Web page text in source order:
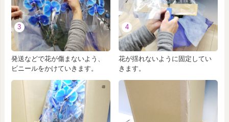
3
発送などで花が傷まないよう、
ビニールをかけていきます。
4
花が揺れないように固定してい
きます。